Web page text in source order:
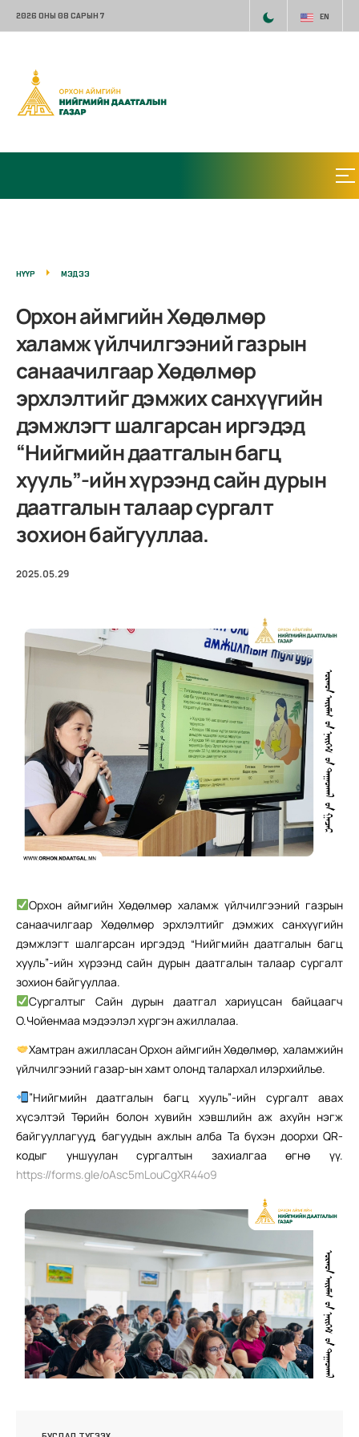
2026 ОНЫ 08 САРЫН 7 EN
НҮҮР МЭДЭЭ
Орхон аймгийн Хөдөлмөр
халамж үйлчилгээний газрын
санаачилгаар Хөдөлмөр
эрхлэлтийг дэмжих санхүүгийн
дэмжлэгт шалгарсан иргэдэд
“Нийгмийн даатгалын багц
хууль”-ийн хүрээнд сайн дурын
даатгалын талаар сургалт
зохион байгууллаа.
2025.05.29
Орхон аймгийн Хөдөлмөр халамж үйлчилгээний газрын
санаачилгаар Хөдөлмөр эрхлэлтийг дэмжих санхүүгийн
дэмжлэгт шалгарсан иргэдэд “Нийгмийн даатгалын багц
хууль”-ийн хүрээнд сайн дурын даатгалын талаар сургалт
зохион байгууллаа.
Сургалтыг Сайн дурын даатгал хариуцсан байцаагч
О.Чойенмаа мэдээлэл хүргэн ажиллалаа.
Хамтран ажилласан Орхон аймгийн Хөдөлмөр, халамжийн
үйлчилгээний газар-ын хамт олонд талархал илэрхийлье.
”Нийгмийн даатгалын багц хууль”-ийн сургалт авах
хүсэлтэй Төрийн болон хувийн хэвшлийн аж ахуйн нэгж
байгууллагууд, багуудын ажлын алба Та бүхэн доорхи QR-
кодыг уншуулан сургалтын захиалгаа өгнө үү.
https://forms.gle/oAsc5mLouCgXR44o9